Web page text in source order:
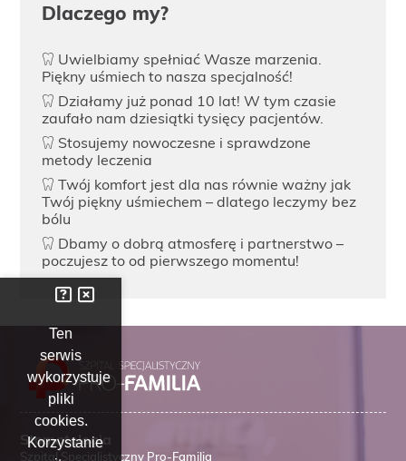
Dlaczego my?
Uwielbiamy spełniać Wasze marzenia.
Piękny uśmiech to nasza specjalność!
Działamy już ponad 10 lat! W tym czasie
zaufało nam dziesiątki tysięcy pacjentów.
Stosujemy nowoczesne i sprawdzone
metody leczenia
Twój komfort jest dla nas równie ważny jak
Twój piękny uśmiechem – dlatego leczymy bez
bólu
Dbamy o dobrą atmosferę i partnerstwo –
poczujesz to od pierwszego momentu!
Stomatologia
Szpital Specjalistyczny Pro-Familia
Ten
serwis
wykorzystuje
pliki
cookies.
Korzystanie